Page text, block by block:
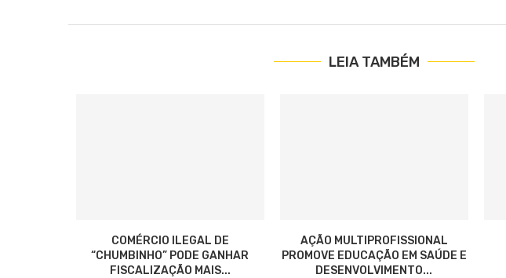
LEIA TAMBÉM
COMÉRCIO ILEGAL DE
“CHUMBINHO” PODE GANHAR
FISCALIZAÇÃO MAIS...
AÇÃO MULTIPROFISSIONAL
PROMOVE EDUCAÇÃO EM SAÚDE E
DESENVOLVIMENTO...